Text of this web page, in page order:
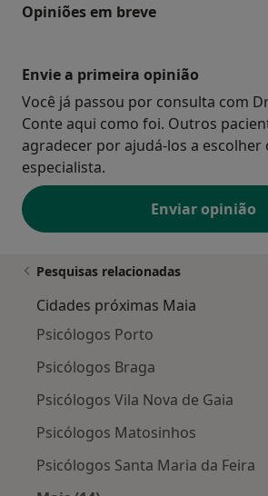
Opiniões em breve
Envie a primeira opinião
Você já passou por consulta com
Conte aqui como foi. Outros
agradecer por ajudá-los a escolher
especialista.
Enviar opinião
Pesquisas relacionadas
Cidades próximas Maia
Psicólogos Porto
Psicólogos Braga
Psicólogos Vila Nova de Gaia
Psicólogos Matosinhos
Psicólogos Santa Maria da Feira